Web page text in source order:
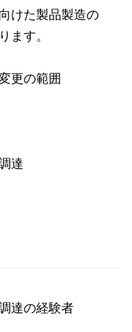
けた製品製造の
ます。
更の範囲
達
達の経験者